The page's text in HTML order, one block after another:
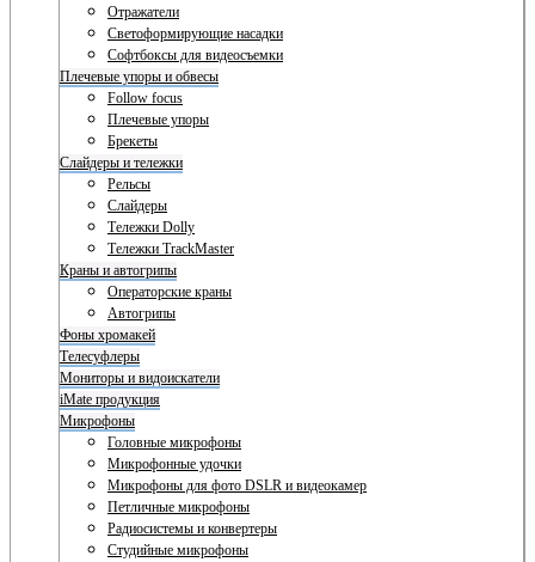
Отражатели
Светоформирующие насадки
Софтбоксы для видеосъемки
Плечевые упоры и обвесы
Follow focus
Плечевые упоры
Брекеты
Слайдеры и тележки
Рельсы
Слайдеры
Тележки Dolly
Тележки TrackMaster
Краны и автогрипы
Операторские краны
Автогрипы
Фоны хромакей
Телесуфлеры
Мониторы и видоискатели
iMate продукция
Микрофоны
Головные микрофоны
Микрофонные удочки
Микрофоны для фото DSLR и видеокамер
Петличные микрофоны
Радиосистемы и конвертеры
Студийные микрофоны